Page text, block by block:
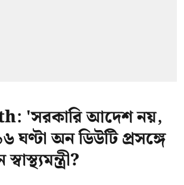
'সরকারি আদেশ নয়,
অন ডিউটি প্রসঙ্গে